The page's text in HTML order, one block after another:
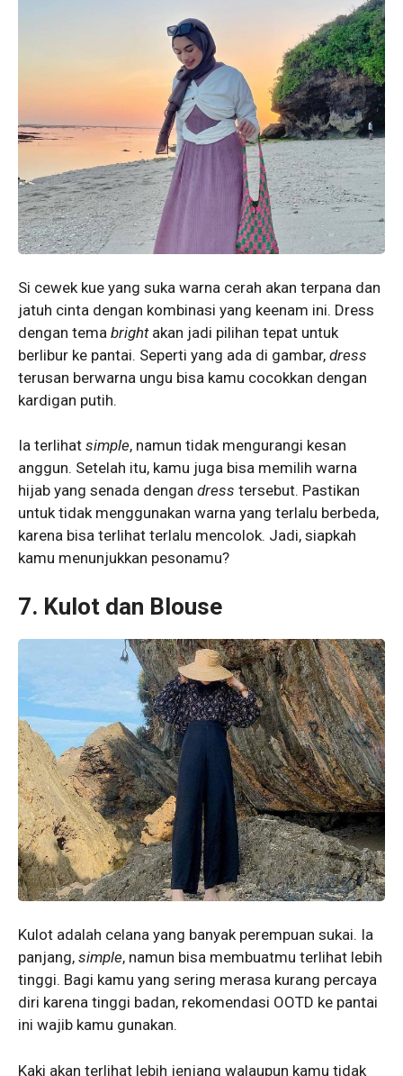
Si cewek kue yang suka warna cerah akan terpana dan
jatuh cinta dengan kombinasi yang keenam ini. Dress
dengan tema brightakan jadi pilihan tepat untuk
berlibur ke pantai. Seperti yang ada di gambar, dress
terusan berwarna ungu bisa kamu cocokkan dengan
kardigan putih.
Ia terlihat simple, namun tidak mengurangi kesan
anggun. Setelah itu, kamu juga bisa memilih warna
hijab yang senada dengan dress tersebut. Pastikan
untuk tidak menggunakan warna yang terlalu berbeda,
karena bisa terlihat terlalu mencolok. Jadi, siapkah
kamu menunjukkan pesonamu?
7. Kulot dan Blouse
Kulot adalah celana yang banyak perempuan sukai. Ia
panjang, simple, namun bisa membuatmu terlihat lebih
tinggi. Bagi kamu yang sering merasa kurang percaya
diri karena tinggi badan, rekomendasi OOTD ke pantai
ini wajib kamu gunakan.
Kaki akan terlihat lebih jenjang walaupun kamu tidak